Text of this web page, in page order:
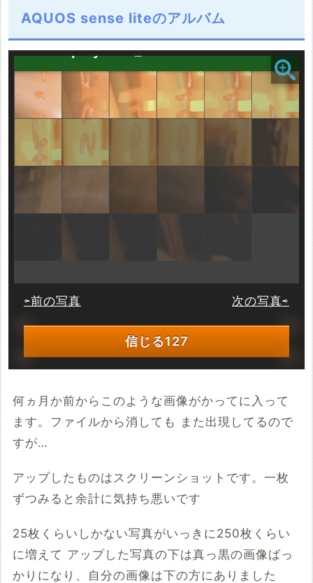
AQUOS sense liteのアルバム
⇦前の写真 次の写真⇨
信じる127
何ヵ月か前からこのような画像がかってに入って
ます。ファイルから消しても また出現してるので
すが…
アップしたものはスクリーンショットです。一枚
ずつみると余計に気持ち悪いです
25枚くらいしかない写真がいっきに250枚くらい
に増えて アップした写真の下は真っ黒の画像ばっ
かりになり、自分の画像は下の方にありました